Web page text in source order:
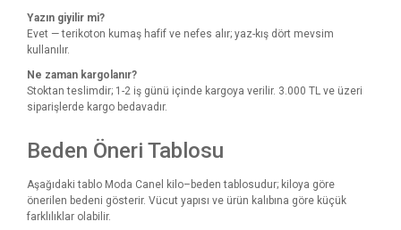
Yazın giyilir mi?
Evet — terikoton kumaş hafif ve nefes alır; yaz-kış dört mevsim
kullanılır.
Ne zaman kargolanır?
Stoktan teslimdir; 1-2 iş günü içinde kargoya verilir. 3.000 TL ve üzeri
siparişlerde kargo bedavadır.
Beden Öneri Tablosu
Aşağıdaki tablo Moda Canel kilo–beden tablosudur; kiloya göre
önerilen bedeni gösterir. Vücut yapısı ve ürün kalıbına göre küçük
farklılıklar olabilir.